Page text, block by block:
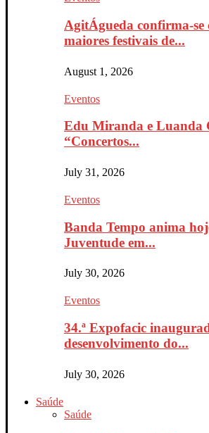
AgitÁgueda confirma-se
maiores festivais de...
August 1, 2026
Eventos
Edu Miranda e Luanda
“Concertos...
July 31, 2026
Eventos
Banda Tempo anima
Juventude em...
July 30, 2026
Eventos
34.ª Expofacic
desenvolvimento do...
July 30, 2026
Saúde
Saúde